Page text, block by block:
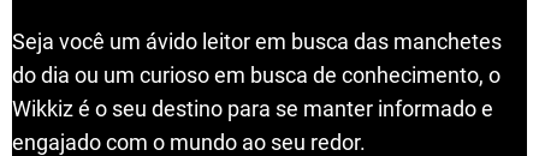
Seja você um ávido leitor em busca das manchetes
do dia ou um curioso em busca de conhecimento, o
Wikkiz é o seu destino para se manter informado e
engajado com o mundo ao seu redor.